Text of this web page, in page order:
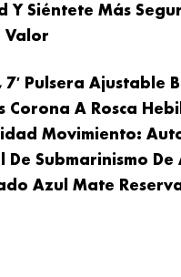
Y Siéntete Más
Valor
7′ Pulsera
Corona A Rosca
Movimiento:
De Submarinismo
Azul Mate